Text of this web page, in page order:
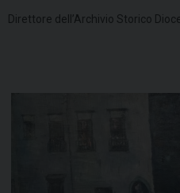
Direttore dell’Archivio Storico